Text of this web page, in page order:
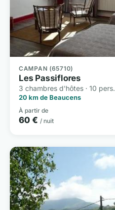
CAMPAN (65710)
Les Passiflores
3 chambres d'hôtes · 10 pers.
20 km de Beaucens
À partir de
60 € / nuit